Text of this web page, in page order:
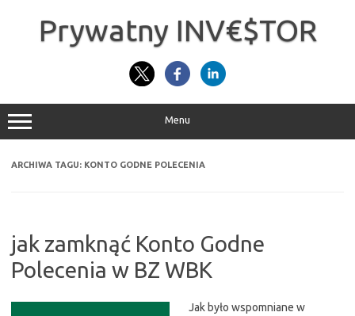
Prywatny INV€$TOR
Menu
ARCHIWA TAGU: KONTO GODNE POLECENIA
jak zamknąć Konto Godne
Polecenia w BZ WBK
Jak było wspomniane w